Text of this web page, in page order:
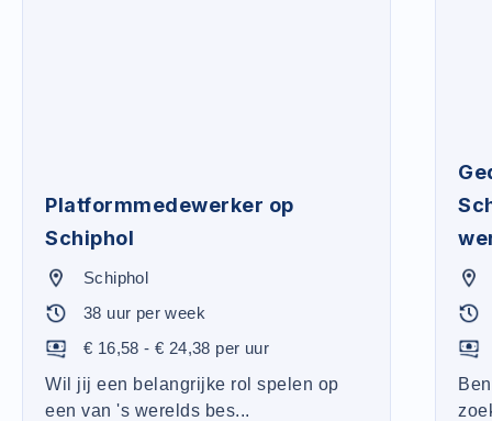
Platformmedewerker op
Schiphol
Schiphol
38 uur per week
€ 16,58 - € 24,38 per uur
Wil jij een belangrijke rol spelen op
een van 's werelds bes...